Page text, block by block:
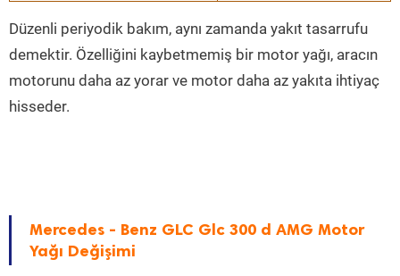
Düzenli periyodik bakım, aynı zamanda yakıt tasarrufu
demektir. Özelliğini kaybetmemiş bir motor yağı, aracın
motorunu daha az yorar ve motor daha az yakıta ihtiyaç
hisseder.
Mercedes - Benz GLC Glc 300 d AMG Motor
Yağı Değişimi